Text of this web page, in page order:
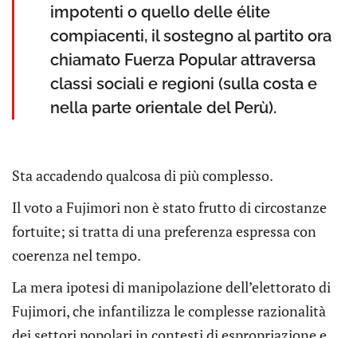
impotenti o quello delle élite
compiacenti, il sostegno al partito ora
chiamato Fuerza Popular attraversa
classi sociali e regioni (sulla costa e
nella parte orientale del Perù).
Sta accadendo qualcosa di più complesso.
Il voto a Fujimori non è stato frutto di circostanze
fortuite; si tratta di una preferenza espressa con
coerenza nel tempo.
La mera ipotesi di manipolazione dell’elettorato di
Fujimori, che infantilizza le complesse razionalità